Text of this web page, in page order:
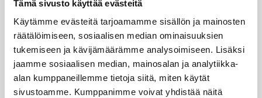
Tämä sivusto käyttää evästeitä
Käytämme evästeitä tarjoamamme sisällön ja mainosten
räätälöimiseen, sosiaalisen median ominaisuuksien
tukemiseen ja kävijämäärämme analysoimiseen. Lisäksi
jaamme sosiaalisen median, mainosalan ja analytiikka-
alan kumppaneillemme tietoja siitä, miten käytät
sivustoamme. Kumppanimme voivat yhdistää näitä
TILAA UUTIS­KIR­JE
SUO­SIT­TE­LE KAVE­RIL­LE